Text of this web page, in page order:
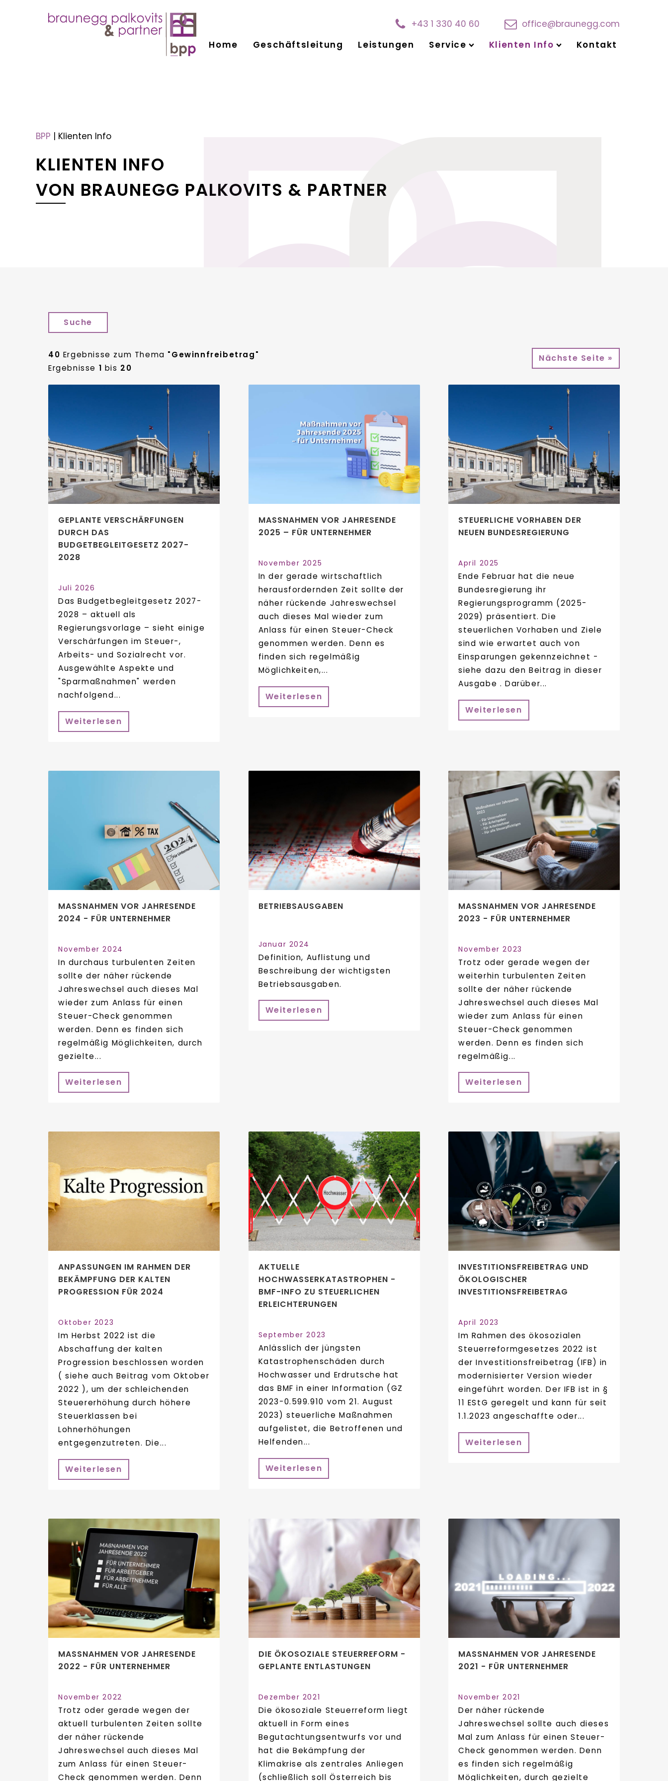
+43 1 330 40 60
office@braunegg.com
Home
Geschäftsleitung Leistungen Service Klienten Info Kontakt
BPP | Klienten Info
KLIENTEN INFO
VON BRAUNEGG PALKOVITS & PARTNER
Suche
40 Ergebnisse zum Thema "Gewinnfreibetrag"
Ergebnisse 1 bis 20
Nächste Seite »
GEPLANTE VERSCHÄRFUNGEN
DURCH DAS
BUDGETBEGLEITGESETZ 2027-
2028
Juli 2026
Das Budgetbegleitgesetz 2027-
2028 – aktuell als
Regierungsvorlage – sieht einige
Verschärfungen im Steuer-,
Arbeits- und Sozialrecht vor.
Ausgewählte Aspekte und
"Sparmaßnahmen" werden
nachfolgend...
Weiterlesen
MASSNAHMEN VOR JAHRESENDE 2
025 – FÜR UNTERNEHMER
November 2025
In der gerade wirtschaftlich
herausfordernden Zeit sollte der
näher rückende Jahreswechsel
auch dieses Mal wieder zum
Anlass für einen Steuer-Check
genommen werden. Denn es
finden sich regelmäßig
Möglichkeiten,...
Weiterlesen
STEUERLICHE VORHABEN DER
NEUEN BUNDESREGIERUNG
April 2025
Ende Februar hat die neue
Bundesregierung ihr
Regierungsprogramm (2025-
2029) präsentiert. Die
steuerlichen Vorhaben und Ziele
sind wie erwartet auch von
Einsparungen gekennzeichnet -
siehe dazu den Beitrag in dieser
Ausgabe . Darüber...
Weiterlesen
MASSNAHMEN VOR JAHRESENDE 2
024 - FÜR UNTERNEHMER
November 2024
In durchaus turbulenten Zeiten
sollte der näher rückende
Jahreswechsel auch dieses Mal
wieder zum Anlass für einen
Steuer-Check genommen
werden. Denn es finden sich
regelmäßig Möglichkeiten, durch
gezielte...
Weiterlesen
BETRIEBSAUSGABEN
Januar 2024
Definition, Auflistung und
Beschreibung der wichtigsten
Betriebsausgaben.
Weiterlesen
MASSNAHMEN VOR JAHRESENDE 2
023 - FÜR UNTERNEHMER
November 2023
Trotz oder gerade wegen der
weiterhin turbulenten Zeiten
sollte der näher rückende
Jahreswechsel auch dieses Mal
wieder zum Anlass für einen
Steuer-Check genommen
werden. Denn es finden sich
regelmäßig...
Weiterlesen
ANPASSUNGEN IM RAHMEN DER
BEKÄMPFUNG DER KALTEN
PROGRESSION FÜR 2024
Oktober 2023
Im Herbst 2022 ist die
Abschaffung der kalten
Progression beschlossen worden
( siehe auch Beitrag vom Oktober
2022 ), um der schleichenden
Steuererhöhung durch höhere
Steuerklassen bei
Lohnerhöhungen
entgegenzutreten. Die...
Weiterlesen
AKTUELLE
HOCHWASSERKATASTROPHEN -
BMF-INFO ZU STEUERLICHEN
ERLEICHTERUNGEN
September 2023
Anlässlich der jüngsten
Katastrophenschäden durch
Hochwasser und Erdrutsche hat
das BMF in einer Information (GZ
2023-0.599.910 vom 21. August
2023) steuerliche Maßnahmen
aufgelistet, die Betroffenen und
Helfenden...
Weiterlesen
INVESTITIONSFREIBETRAG UND
ÖKOLOGISCHER
INVESTITIONSFREIBETRAG
April 2023
Im Rahmen des ökosozialen
Steuerreformgesetzes 2022 ist
der Investitionsfreibetrag (IFB) in
modernisierter Version wieder
eingeführt worden. Der IFB ist in §
11 EStG geregelt und kann für seit
1.1.2023 angeschaffte oder...
Weiterlesen
MASSNAHMEN VOR JAHRESENDE 2
022 - FÜR UNTERNEHMER
November 2022
Trotz oder gerade wegen der
aktuell turbulenten Zeiten sollte
der näher rückende
Jahreswechsel auch dieses Mal
zum Anlass für einen Steuer-
Check genommen werden. Denn
DIE ÖKOSOZIALE STEUERREFORM -
GEPLANTE ENTLASTUNGEN
Dezember 2021
Die ökosoziale Steuerreform liegt
aktuell in Form eines
Begutachtungsentwurfs vor und
hat die Bekämpfung der
Klimakrise als zentrales Anliegen
(schließlich soll Österreich bis
MASSNAHMEN VOR JAHRESENDE 2
021 - FÜR UNTERNEHMER
November 2021
Der näher rückende
Jahreswechsel sollte auch dieses
Mal zum Anlass für einen Steuer-
Check genommen werden. Denn
es finden sich regelmäßig
Möglichkeiten, durch gezielte